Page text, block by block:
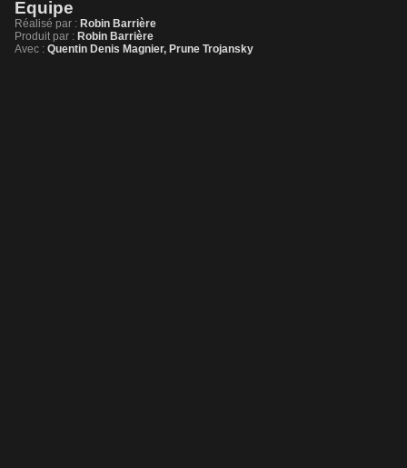
Equipe
Réalisé par : Robin Barrière
Produit par : Robin Barrière
Avec : Quentin Denis Magnier, Prune Trojansky